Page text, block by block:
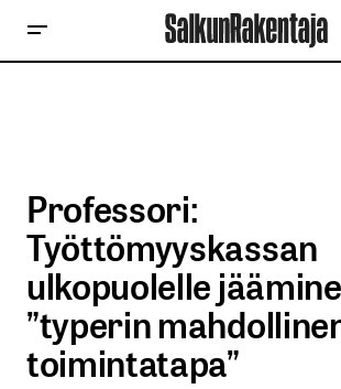
Professori:
Työttömyyskassan
ulkopuolelle
”typerin
toimintatapa”